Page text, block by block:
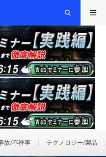
故/不祥事 テクノロジー/製品